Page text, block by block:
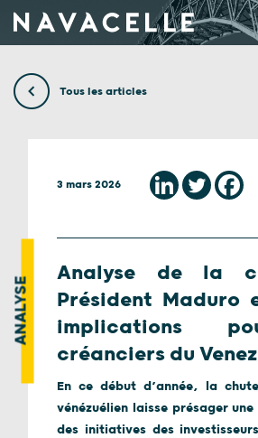
Tous les articles
ANALYSE
3 mars 2026
Analyse de la
Président Maduro
implications
créanciers du
En ce début d’année, la
vénézuélien laisse présager
des initiatives des